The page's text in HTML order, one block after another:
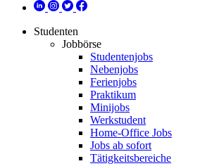
Studenten
Jobbörse
Studentenjobs
Nebenjobs
Ferienjobs
Praktikum
Minijobs
Werkstudent
Home-Office Jobs
Jobs ab sofort
Tätigkeitsbereiche